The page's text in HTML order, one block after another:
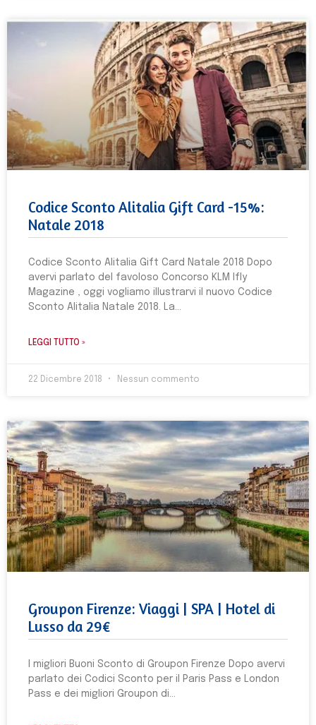
Codice Sconto Alitalia Gift Card -15%:
Natale 2018
Codice Sconto Alitalia Gift Card Natale 2018 Dopo
avervi parlato del favoloso Concorso KLM Ifly
Magazine , oggi vogliamo illustrarvi il nuovo Codice
Sconto Alitalia Natale 2018. La
LEGGI TUTTO »
22 Dicembre 2018 Nessun commento
Groupon Firenze: Viaggi | SPA | Hotel di
Lusso da 29€
I migliori Buoni Sconto di Groupon Firenze Dopo avervi
parlato dei Codici Sconto per il Paris Pass e London
Pass e dei migliori Groupon di